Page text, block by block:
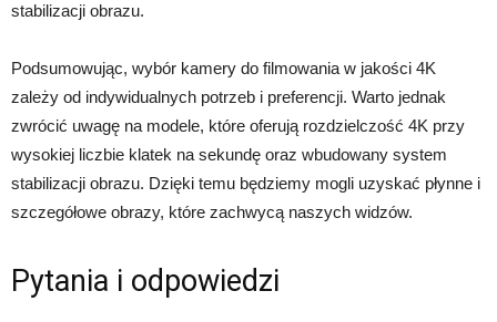
stabilizacji obrazu.
Podsumowując, wybór kamery do filmowania w jakości 4K
zależy od indywidualnych potrzeb i preferencji. Warto jednak
zwrócić uwagę na modele, które oferują rozdzielczość 4K przy
wysokiej liczbie klatek na sekundę oraz wbudowany system
stabilizacji obrazu. Dzięki temu będziemy mogli uzyskać płynne i
szczegółowe obrazy, które zachwycą naszych widzów.
Pytania i odpowiedzi